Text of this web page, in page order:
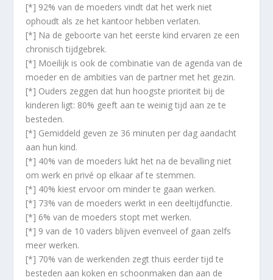
[*] 92% van de moeders vindt dat het werk niet
ophoudt als ze het kantoor hebben verlaten.
[*] Na de geboorte van het eerste kind ervaren ze een
chronisch tijdgebrek.
[*] Moeilijk is ook de combinatie van de agenda van de
moeder en de ambities van de partner met het gezin.
[*] Ouders zeggen dat hun hoogste prioriteit bij de
kinderen ligt: 80% geeft aan te weinig tijd aan ze te
besteden.
[*] Gemiddeld geven ze 36 minuten per dag aandacht
aan hun kind.
[*] 40% van de moeders lukt het na de bevalling niet
om werk en privé op elkaar af te stemmen.
[*] 40% kiest ervoor om minder te gaan werken.
[*] 73% van de moeders werkt in een deeltijdfunctie.
[*] 6% van de moeders stopt met werken.
[*] 9 van de 10 vaders blijven evenveel of gaan zelfs
meer werken.
[*] 70% van de werkenden zegt thuis eerder tijd te
besteden aan koken en schoonmaken dan aan de